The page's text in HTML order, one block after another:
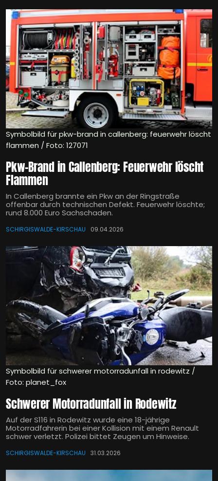
Symbolbild für pkw-brand in callenberg: feuerwehr löscht
flammen / Foto: 127071
Pkw-Brand in Callenberg: Feuerwehr löscht
Flammen
In Callenberg brannte ein Pkw an der Ringstraße
offenbar durch technischen Defekt. Feuerwehr löschte;
rund 8.000 Euro Sachschaden.
SCHIRGISWALDE-KIRSCHAU 09.04.2026
Symbolbild für schwerer motorradunfall in rodewitz /
Foto: planet_fox
Schwerer Motorradunfall in Rodewitz
Auf der S116 in Rodewitz wurde eine 18-jährige
Motorradfahrerin bei einer Kollision mit einem Renault
schwer verletzt. Polizei bittet Zeugen um Hinweise.
SCHIRGISWALDE-KIRSCHAU 31.03.2026